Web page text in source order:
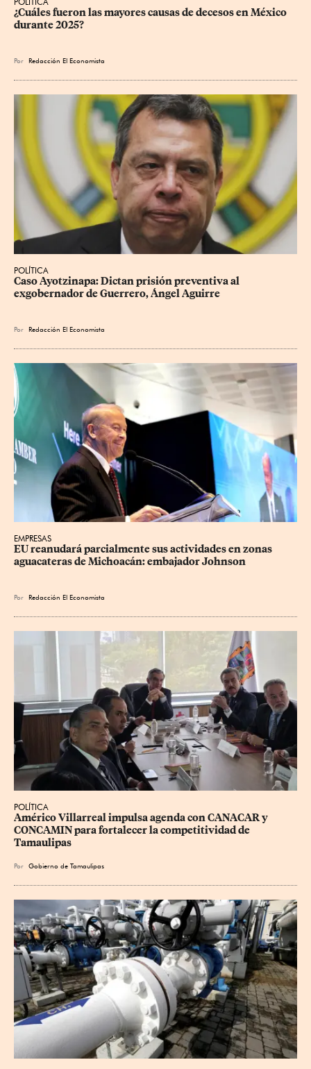
¿Cuáles fueron las mayores causas de decesos en México
durante 2025?
Por Redacción El Economista
POLÍTICA
Caso Ayotzinapa: Dictan prisión preventiva al
exgobernador de Guerrero, Ángel Aguirre
Por Redacción El Economista
EMPRESAS
EU reanudará parcialmente sus actividades en zonas
aguacateras de Michoacán: embajador Johnson
Por Redacción El Economista
POLÍTICA
Américo Villarreal impulsa agenda con CANACAR y
CONCAMIN para fortalecer la competitividad de
Tamaulipas
Por Gobierno de Tamaulipas